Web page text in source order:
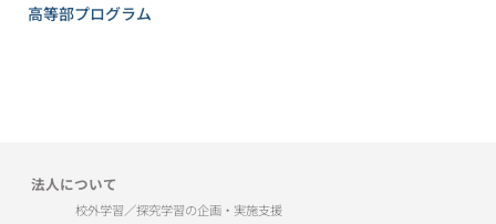
高等部プログラム
法人について
校外学習／探究学習の企画・実施支援